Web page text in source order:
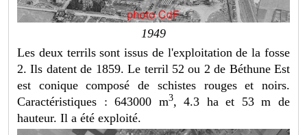
1949
Les deux terrils sont issus de l'exploitation de la fosse
2. Ils datent de 1859. Le terril 52 ou 2 de Béthune Est
est conique composé de schistes rouges et noirs.
Caractéristiques : 643000 m3, 4.3 ha et 53 m de
hauteur. Il a été exploité.